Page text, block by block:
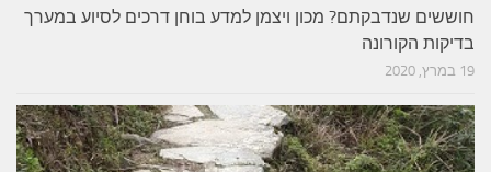
חוששים שנדבקתם? מכון ויצמן למדע בוחן דרכים לסיוע במערך
בדיקות הקורונה
19 במרץ, 2020